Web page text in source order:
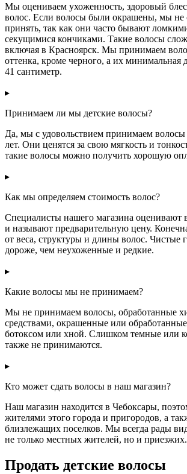
Мы оцениваем ухоженность, здоровый
волос. Если волосы были окрашены, мы
принять, так как они часто бывают
секущимися кончиками. Такие волосы
включая в Красноярск. Мы принимаем
оттенка, кроме черного, а их минимальная
41 сантиметр.
▸
Принимаем ли мы детские волосы?
Да, мы с удовольствием принимаем
лет. Они ценятся за свою мягкость и
такие волосы можно получить хорошую
▸
Как мы определяем стоимость волос?
Специалисты нашего магазина оценивают
и называют предварительную цену.
от веса, структуры и длины волос. Чистые
дороже, чем неухоженные и редкие.
▸
Какие волосы мы не принимаем?
Мы не принимаем волосы, обработанные
средствами, окрашенные или
ботоксом или хной. Слишком темные или
также не принимаются.
▸
Кто может сдать волосы в наш магазин?
Наш магазин находится в Чебоксары,
жителями этого города и пригородов, а
близлежащих поселков. Мы всегда рады
не только местных жителей, но и приезжих.
Продать детские волосы